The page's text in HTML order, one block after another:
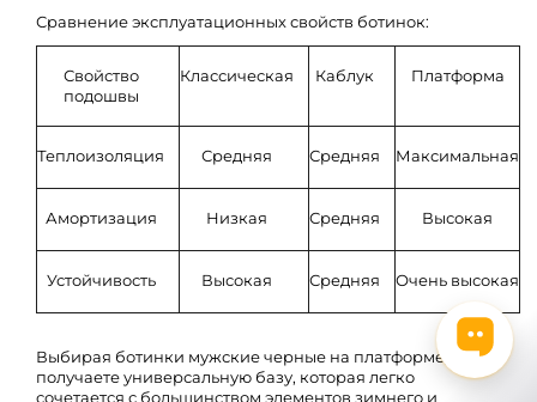
Сравнение эксплуатационных свойств ботинок:
Свойство
подошвы
Классическая Каблук Платформа
Теплоизоляция Средняя Средняя Максимальная
Амортизация Низкая Средняя Высокая
Устойчивость Высокая Средняя Очень высокая
Выбирая ботинки мужские черные на платформе, вы
получаете универсальную базу, которая легко
сочетается с большинством элементов зимнего и